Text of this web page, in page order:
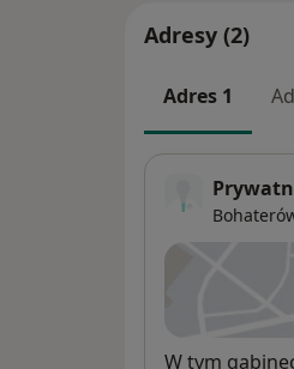
Adresy (2)
Adres 1
Dostępność
W tym